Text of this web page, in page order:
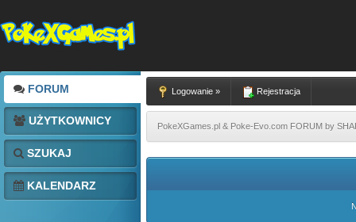
FORUM
UŻYTKOWNICY
SZUKAJ
KALENDARZ
Logowanie » Rejestracja
PokeXGames.pl & Poke-Evo.com FORUM by